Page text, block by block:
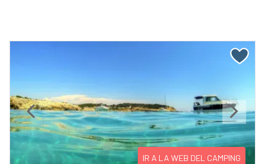
Previous Next
IR A LA WEB DEL CAMPING